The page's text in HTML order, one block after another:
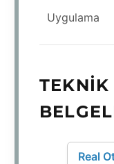
Uygulama
TEKNIK
Real